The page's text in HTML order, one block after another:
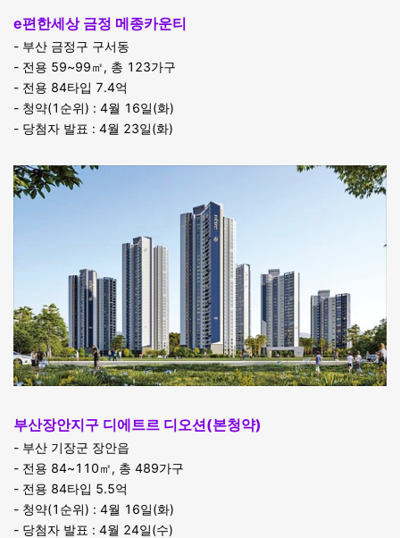
e편한세상 금정 메종카운티
- 부산 금정구 구서동
- 전용 59~99㎡, 총 123가구
- 전용 84타입 7.4억
- 청약(1순위) : 4월 16일(화)
- 당첨자 발표 : 4월 23일(화)
부산장안지구 디에트르 디오션(본청약)
- 부산 기장군 장안읍
- 전용 84~110㎡, 총 489가구
- 전용 84타입 5.5억
- 청약(1순위) : 4월 16일(화)
- 당첨자 발표 : 4월 24일(수)